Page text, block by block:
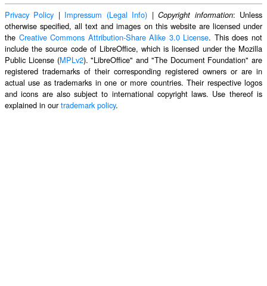
Privacy Policy | Impressum (Legal Info) |Copyright information: Unless
otherwise specified, all text and images on this website are licensed under
the Creative Commons Attribution-Share Alike 3.0 License. This does not
include the source code of LibreOffice, which is licensed under the Mozilla
Public License (MPLv2). "LibreOffice" and "The Document Foundation" are
registered trademarks of their corresponding registered owners or are in
actual use as trademarks in one or more countries. Their respective logos
and icons are also subject to international copyright laws. Use thereof is
explained in ourtrademark policy.